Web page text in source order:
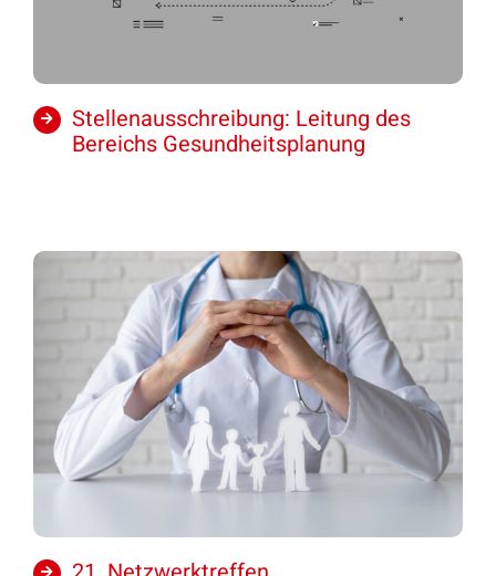
Stellenausschreibung: Leitung des
Bereichs Gesundheitsplanung